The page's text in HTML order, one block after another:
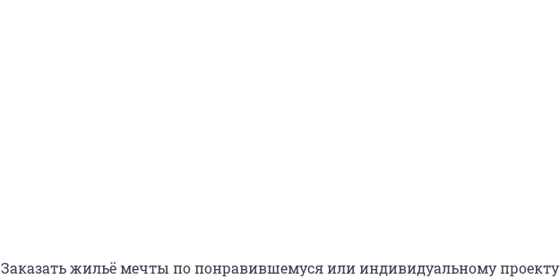
Заказать жильё мечты по понравившемуся или индивидуальному проекту